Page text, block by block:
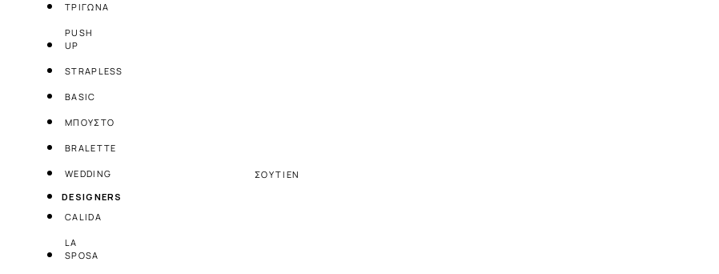
ΤΡΙΓΩΝΑ
PUSH
UP
STRAPLESS
BASIC
ΜΠΟΥΣΤΟ
BRALETTE
WEDDING
DESIGNERS
CALIDA
LA
SPOSA
ΣΟΥΤΙΕΝ